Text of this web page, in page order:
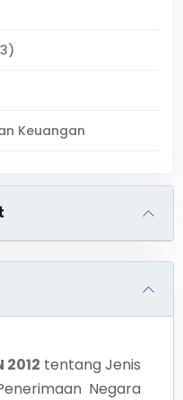
Keuangan
2012 tentangJenis
Negara